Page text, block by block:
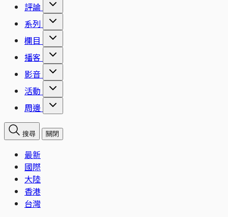
評論
系列
欄目
播客
影音
活動
周邊
搜尋 關閉
最新
國際
大陸
香港
台灣